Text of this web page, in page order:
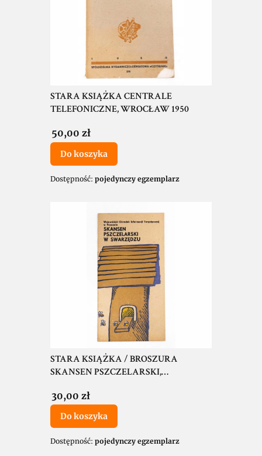
STARA KSIĄŻKA CENTRALE
TELEFONICZNE, WROCŁAW 1950
Cena
50,00 zł
Do koszyka
Dostępność: pojedynczy egzemplarz
STARA KSIĄŻKA / BROSZURA
SKANSEN PSZCZELARSKI,
Cena
30,00 zł
Do koszyka
Dostępność: pojedynczy egzemplarz